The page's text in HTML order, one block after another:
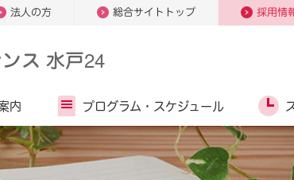
法人の方 総合サイトトップ 採用情
ス 水戸24
内 プログラム・ スケジュール